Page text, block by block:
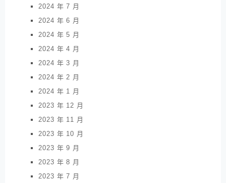
2024 年 7 月
2024 年 6 月
2024 年 5 月
2024 年 4 月
2024 年 3 月
2024 年 2 月
2024 年 1 月
2023 年 12 月
2023 年 11 月
2023 年 10 月
2023 年 9 月
2023 年 8 月
2023 年 7 月